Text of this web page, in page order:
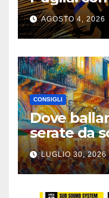
club e
AGOSTO 4, 2026
CONSIGLI
Dove
serate da
allaLUGLIO 30, 2026